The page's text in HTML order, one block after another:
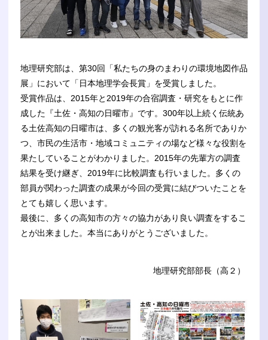
地理研究部は、第30回「私たちの身のまわりの環境地図作品
展」において「日本地理学会長賞」を受賞しました。
受賞作品は、2015年と2019年の合宿調査・研究をもとに作
成した『土佐・高知の日曜市』です。300年以上続く伝統あ
る土佐高知の日曜市は、多くの観光客が訪れる名所でありか
つ、市民の生活市・地域コミュニティの場など様々な役割を
果たしていることがわかりました。2015年の先輩方の調査
結果を受け継ぎ、2019年に比較調査も行いました。多くの
部員が関わった調査の成果が今回の受賞に結びついたことを
とても嬉しく思います。
最後に、多くの高知市の方々の協力があり良い調査をするこ
とが出来ました。本当にありがとうございました。
地理研究部部長（高２）